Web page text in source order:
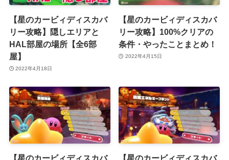
【星のカービィディスカバ
リー攻略】隠しエリアと
HAL部屋の場所【全6部
屋】
2022年4月18日
【星のカービィディスカバ
リー攻略】100%クリアの
条件・やったことまとめ！
2022年4月15日
【星のカービィディスカバ
【星のカービィディスカバ